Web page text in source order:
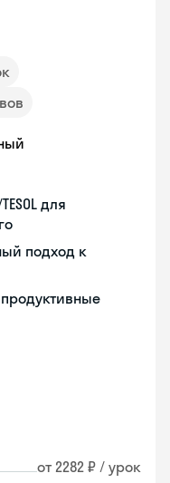
для
подход к
от 2282 ₽ / урок